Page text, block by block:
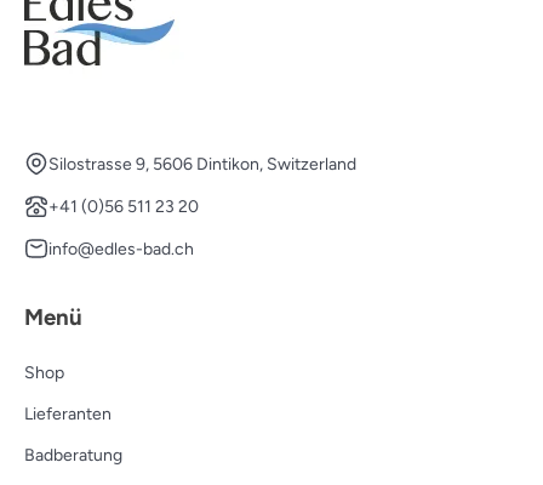
Silostrasse 9, 5606 Dintikon, Switzerland
+41 (0)56 511 23 20
info@edles-bad.ch
Menü
Shop
Lieferanten
Badberatung